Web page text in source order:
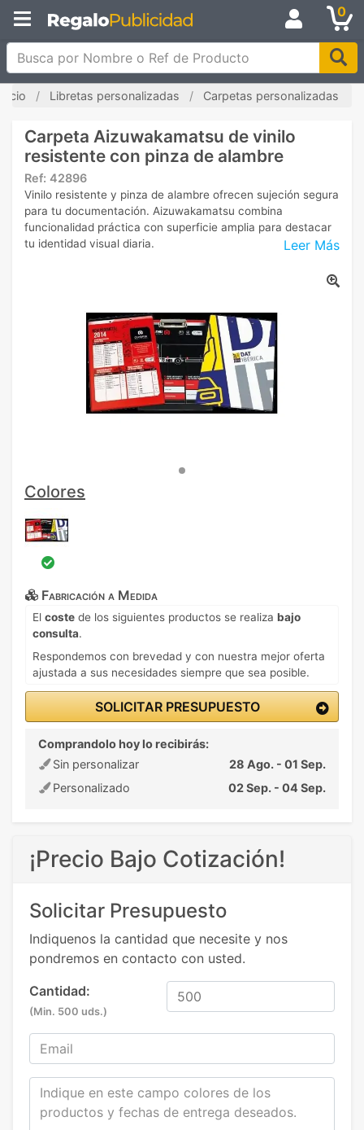
0
Busca por Nombre o Ref de Producto
Libretas personalizadas Carpetas personalizadas
Carpeta Aizuwakamatsu de vinilo
resistente con pinza de alambre
Ref: 42896
Leer Más
Vinilo resistente y pinza de alambre ofrecen sujeción segura
para tu documentación. Aizuwakamatsu combina
funcionalidad práctica con superficie amplia para destacar
tu identidad visual diaria.
Colores
Fabricación a Medida
El coste de los siguientes productos se realiza bajo
consulta.
Respondemos con brevedad y con nuestra mejor oferta
ajustada a sus necesidades siempre que sea posible.
SOLICITAR PRESUPUESTO
Comprandolo hoy lo recibirás:
Sin personalizar
28 Ago. - 01 Sep.
Personalizado
02 Sep. - 04 Sep.
¡Precio Bajo Cotización!
Solicitar Presupuesto
Indiquenos la cantidad que necesite y nos
pondremos en contacto con usted.
Cantidad:
(Min. 500 uds.)